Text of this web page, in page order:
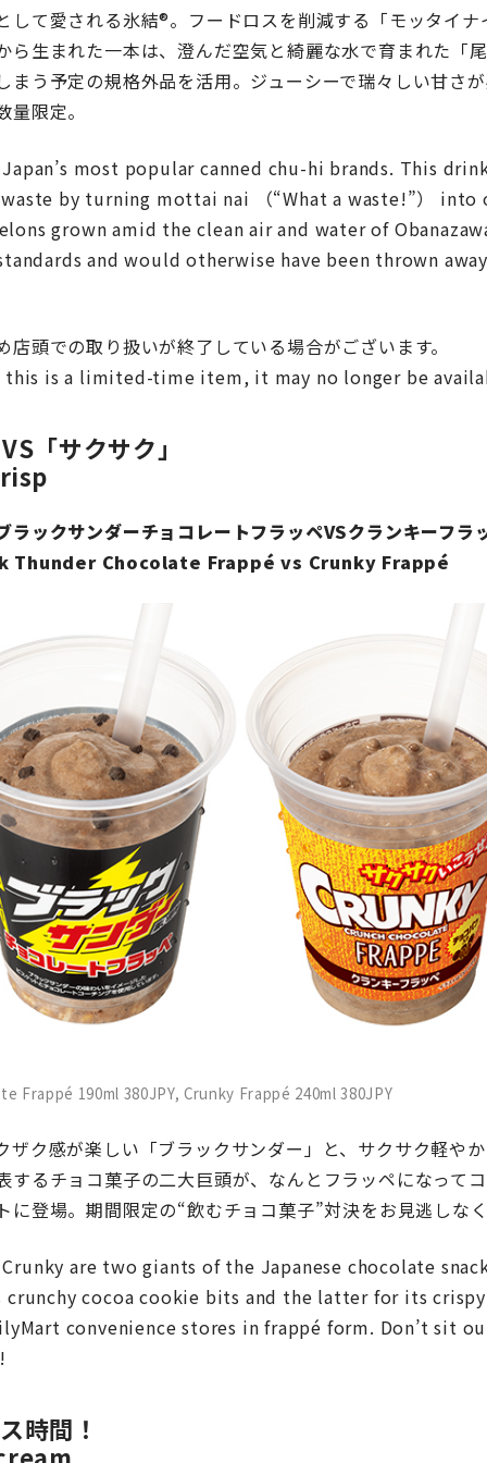
して愛される氷結®。フードロスを削減する「モッタイ
ら生まれた一本は、澄んだ空気と綺麗な水で育まれた「
まう予定の規格外品を活用。ジューシーで瑞々しい甘さ
限定。
most popular canned chu-hi brands. This
by turning mottai nai （“What a waste!”） into
grown amid the clean air and water of
and would otherwise have been thrown
頭での取り扱いが終了している場合がございます。
this is a limited-time item, it may no longer be
「サクサク」
ラックサンダーチョコレートフラッペVSクランキーフラ
Thunder Chocolate Frappé vs Crunky Frappé
Frappé 190ml 380JPY, Crunky Frappé 240ml 380JPY
ザク感が楽しい「ブラックサンダー」と、サクサク軽や
するチョコ菓子の二大巨頭が、なんとフラッペになって
に登場。期間限定の“飲むチョコ菓子”対決をお見逃しな
are two giants of the Japanese chocolate
cocoa cookie bits and the latter for its
convenience stores in frappé form. Don’t sit
時間！